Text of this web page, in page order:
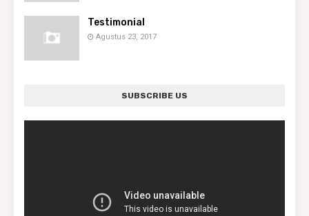
Testimonial
Agustus 23, 2017
SUBSCRIBE US